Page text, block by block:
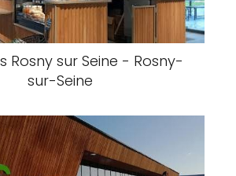
Rosny sur Seine - Rosny-
sur-Seine